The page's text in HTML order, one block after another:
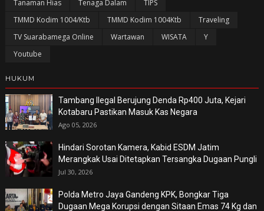
Tanaman Hias
Tenaga Dalam
TIPS
TMMD Kodim 1004/Ktb
TMMD Kodim 1004Ktb
Traveling
TV Suarabamega Online
Wartawan WISATA
Y
Youtube
HUKUM
Tambang Ilegal Berujung Denda Rp400 Juta, Kejari
Kotabaru Pastikan Masuk Kas Negara
Ago 05, 2026
Hindari Sorotan Kamera, Kabid ESDM Jatim
Merangkak Usai Ditetapkan Tersangka Dugaan Pungli
Jul 30, 2026
Polda Metro Jaya Gandeng KPK, Bongkar Tiga
Dugaan Mega Korupsi dengan Sitaan Emas 74 Kg dan